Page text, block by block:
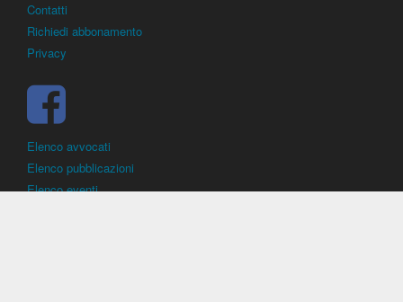
Contatti
Richiedi abbonamento
Privacy
Elenco avvocati
Elenco pubblicazioni
Elenco eventi